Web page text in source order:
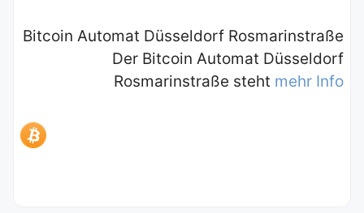
Bitcoin Automat Düsseldorf Rosmarinstraße
Der Bitcoin Automat Düsseldorf
Rosmarinstraße steht mehr Info